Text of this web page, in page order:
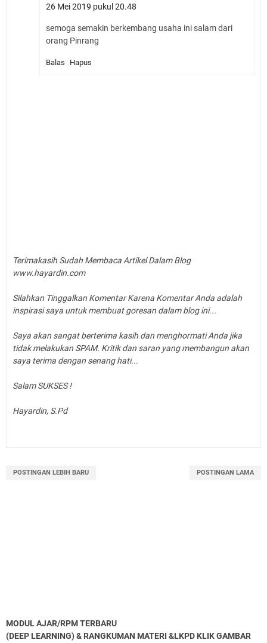
26 Mei 2019 pukul 20.48
semoga semakin berkembang usaha ini salam dari
orang Pinrang
Balas Hapus
Terimakasih Sudah Membaca Artikel Dalam Blog
www.hayardin.com
Silahkan Tinggalkan Komentar Karena Komentar Anda adalah
inspirasi saya untuk membuat goresan dalam blog ini...
Saya akan sangat berterima kasih dan menghormati Anda jika
tidak melakukan SPAM. Kritik dan saran yang membangun akan
saya terima dengan senang hati...
Salam SUKSES !
Hayardin, S.Pd
POSTINGAN LEBIH BARU POSTINGAN LAMA
MODUL AJAR/RPM TERBARU
(DEEP LEARNING) & RANGKUMAN MATERI &LKPD KLIK GAMBAR